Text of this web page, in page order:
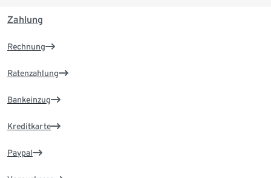
Zahlung
Rechnung
Ratenzahlung
Bankeinzug
Kreditkarte
Paypal